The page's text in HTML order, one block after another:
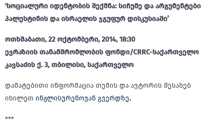
‘სოციალური იდენტობის შექმნა: სიჩუმე და არგუმენტები
პალესტინის და ისრაელის ჯგუფურ დისკუსიაში’
ოთხშაბათი, 22 ოქტომბერი, 2014, 18:30
ევრაზიის თანამშრომლობის ფონდი/CRRC-საქართველო
კავსაძის ქ. 3, თბილისი, საქართველო
დამატებითი ინფორმაცია თემის და ავტორის შესახებ
იხილეთ ინგლისურენოვან გვერდზე.
***